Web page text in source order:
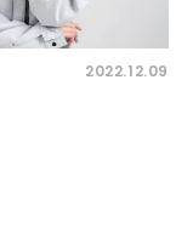
2022.12.09